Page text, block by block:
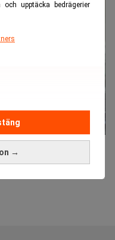
upptäcka bedrägerier
→
för